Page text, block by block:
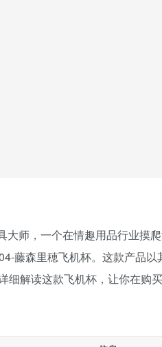
师，一个在情趣用品行业摸
藤森里穂飞机杯。这款产品以
解读这款飞机杯，让你在购买